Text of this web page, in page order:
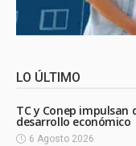
LO ÚLTIMO
TC y Conep
desarrollo económico
6 Agosto 2026